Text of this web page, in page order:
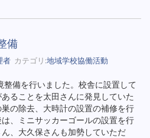
備
者 カテゴリ:地域学校協働活動
備を行いました。校舎に設置して
ることを太田さんに発見していた
の除去、大時計の設置の補修を行
、ミニサッカーゴールの設置を行
、大久保さんも加勢していただ